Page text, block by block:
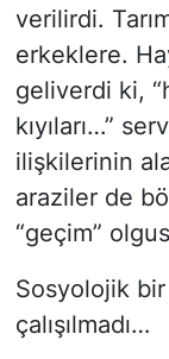
verilirdi.
erkeklere.
geliverdi ki,
kıyıları…”
ilişkilerinin
araziler de
“geçim”
Sosyolojik
çalışılmadı…